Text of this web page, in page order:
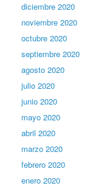
diciembre 2020
noviembre 2020
octubre 2020
septiembre 2020
agosto 2020
julio 2020
junio 2020
mayo 2020
abril 2020
marzo 2020
febrero 2020
enero 2020